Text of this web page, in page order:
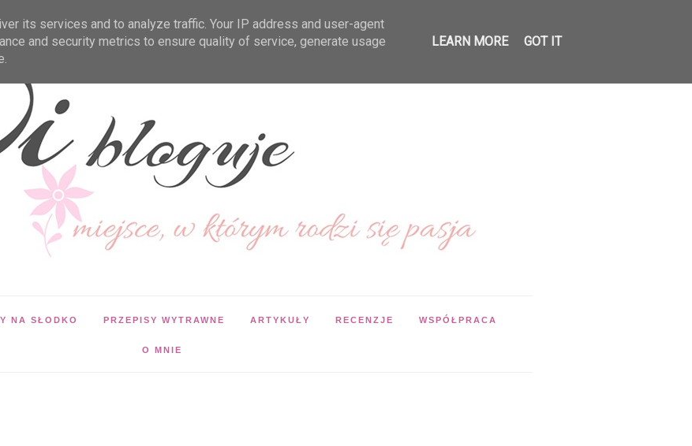
NA SŁODKO PRZEPISY WYTRAWNE ARTYKUŁY RECENZJE WSPÓŁPRACA
O MNIE
its services and to analyze traffic. Your IP address and user-agent
and security metrics to ensure quality of service, generate usage
LEARN MORE GOT IT